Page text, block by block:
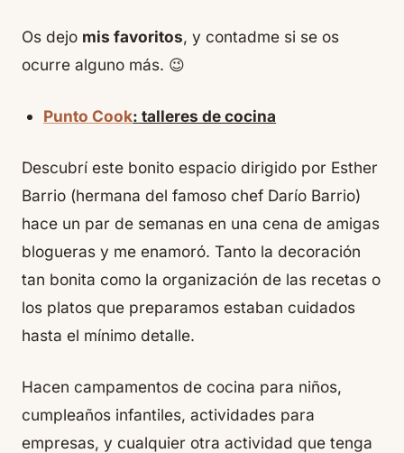
Os dejo mis favoritos, y contadme si se os
ocurre alguno más. 😉
Punto Cook: talleres de cocina
Descubrí este bonito espacio dirigido por Esther
Barrio (hermana del famoso chef Darío Barrio)
hace un par de semanas en una cena de amigas
blogueras y me enamoró. Tanto la decoración
tan bonita como la organización de las recetas o
los platos que preparamos estaban cuidados
hasta el mínimo detalle.
Hacen campamentos de cocina para niños,
cumpleaños infantiles, actividades para
empresas, y cualquier otra actividad que tenga